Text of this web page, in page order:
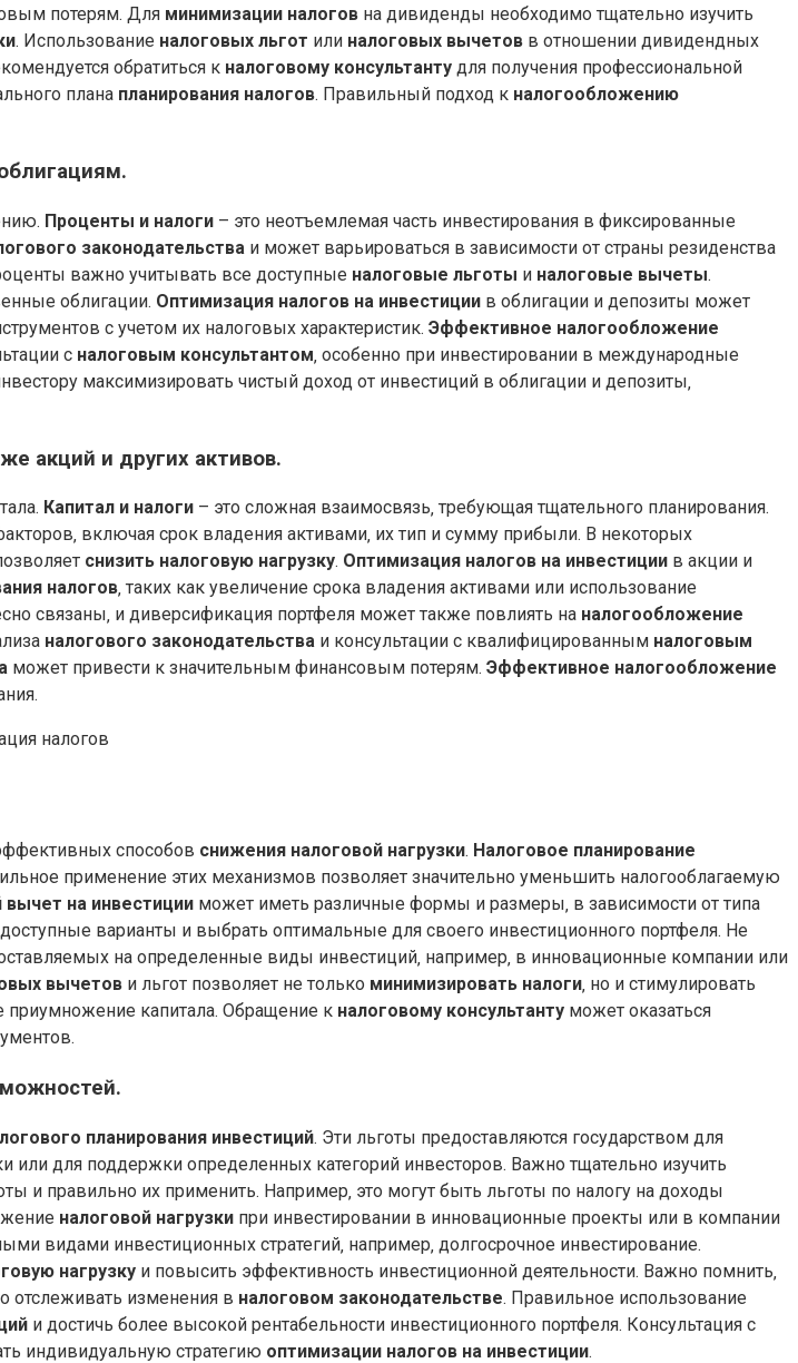
потерям. Для минимизации налогов на дивиденды необходимо тщательно изучить
. Использование налоговых льгот или налоговых вычетов в отношении дивидендных
обратиться к налоговому консультанту для получения профессиональной
плана планирования налогов. Правильный подход к налогообложению
Проценты и налоги – это неотъемлемая часть инвестирования в фиксированные
законодательства и может варьироваться в зависимости от страны резиденства
важно учитывать все доступные налоговые льготы и налоговые вычеты.
облигации. Оптимизация налогов на инвестиции в облигации и депозиты может
с учетом их налоговых характеристик. Эффективное налогообложение
с налоговым консультантом‚ особенно при инвестировании в международные
максимизировать чистый доход от инвестиций в облигации и депозиты‚
акций и других активов.
Капитал и налоги – это сложная взаимосвязь‚ требующая тщательного планирования.
включая срок владения активами‚ их тип и сумму прибыли. В некоторых
снизить налоговую нагрузку. Оптимизация налогов на инвестиции в акции и
налогов‚ таких как увеличение срока владения активами или использование
связаны‚ и диверсификация портфеля может также повлиять на налогообложение
налогового законодательства и консультации с квалифицированным налоговым
может привести к значительным финансовым потерям. Эффективное налогообложение
способов снижения налоговой нагрузки. Налоговое планирование
применение этих механизмов позволяет значительно уменьшить налогооблагаемую
на инвестиции может иметь различные формы и размеры‚ в зависимости от типа
варианты и выбрать оптимальные для своего инвестиционного портфеля. Не
на определенные виды инвестиций‚ например‚ в инновационные компании или
вычетов и льгот позволяет не только минимизировать налоги‚ но и стимулировать
приумножение капитала. Обращение к налоговому консультанту может оказаться
планирования инвестиций. Эти льготы предоставляются государством для
для поддержки определенных категорий инвесторов. Важно тщательно изучить
и правильно их применить. Например‚ это могут быть льготы по налогу на доходы
налоговой нагрузки при инвестировании в инновационные проекты или в компании
видами инвестиционных стратегий‚ например‚ долгосрочное инвестирование.
нагрузку и повысить эффективность инвестиционной деятельности. Важно помнить‚
отслеживать изменения в налоговом законодательстве. Правильное использование
и достичь более высокой рентабельности инвестиционного портфеля. Консультация с
индивидуальную стратегию оптимизации налогов на инвестиции.